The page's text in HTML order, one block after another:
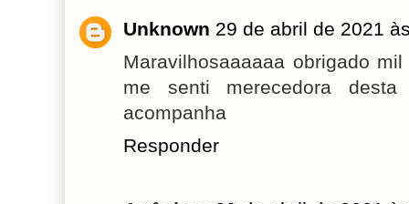
Unknown 29 de abril de 2021
Maravilhosaaaaaa obrigado
me senti merecedora
acompanha
Responder